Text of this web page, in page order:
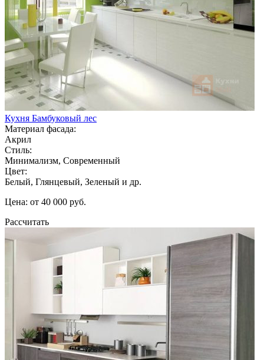
Кухня Бамбуковый лес
Материал фасада:
Акрил
Стиль:
Минимализм, Современный
Цвет:
Белый, Глянцевый, Зеленый и др.
Цена: от 40 000 руб.
Рассчитать